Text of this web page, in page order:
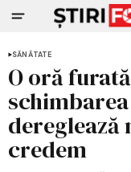
SĂNĂTATE
O oră
dereglează
credem